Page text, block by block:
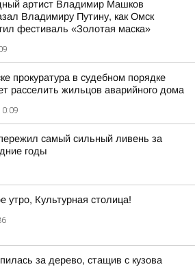
артист Владимир Машков
Владимиру Путину, как Омск
фестиваль «Золотая маска»
прокуратура в судебном порядке
расселить жильцов аварийного дома
самый сильный ливень за
годы
утро, Культурная столица!
за дерево, стащив с кузова